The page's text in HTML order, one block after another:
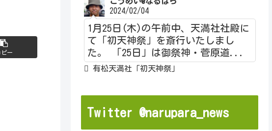
ピー
2024/02/04
1月25日(木)の午前中、天満社社殿に
て「初天神祭」を斎行いたしまし
た。 「25日」は御祭神・菅原道...
有松天満社「初天神祭」
Twitter @narupara_news